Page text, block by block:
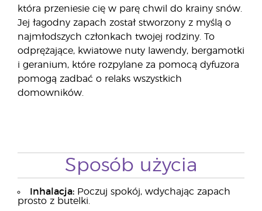
która przeniesie cię w parę chwil do krainy snów.
Jej łagodny zapach został stworzony z myślą o
najmłodszych członkach twojej rodziny. To
odprężające, kwiatowe nuty lawendy, bergamotki
i geranium, które rozpylane za pomocą dyfuzora
pomogą zadbać o relaks wszystkich
domowników.
Sposób użycia
Inhalacja: Poczuj spokój, wdychając zapach
prosto z butelki.